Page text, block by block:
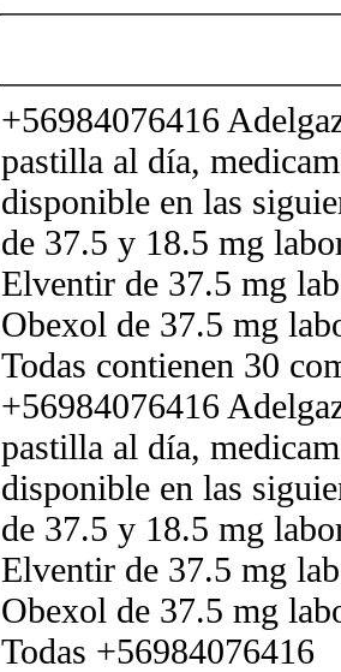
+56984076416
pastilla al día,
disponible en las
de 37.5 y 18.5 mg
Elventir de 37.5 mg
Obexol de 37.5 mg
Todas contienen 30
+56984076416
pastilla al día,
disponible en las
de 37.5 y 18.5 mg
Elventir de 37.5 mg
Obexol de 37.5 mg
Todas +56984076416